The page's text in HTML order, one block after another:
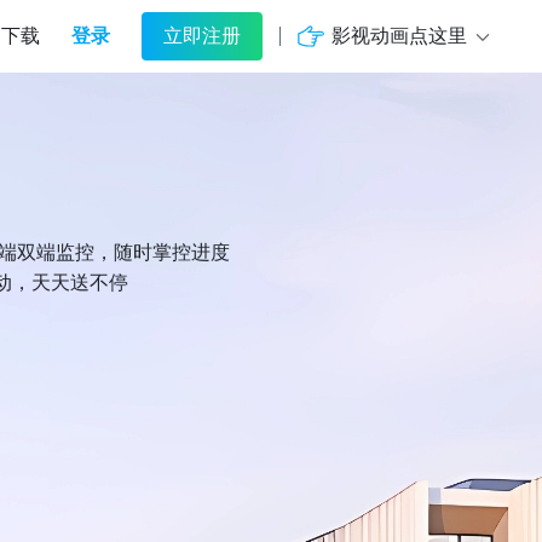
下载 登录 立即注册 影视动画点这里
双端监控，随时掌控进度
，天天送不停